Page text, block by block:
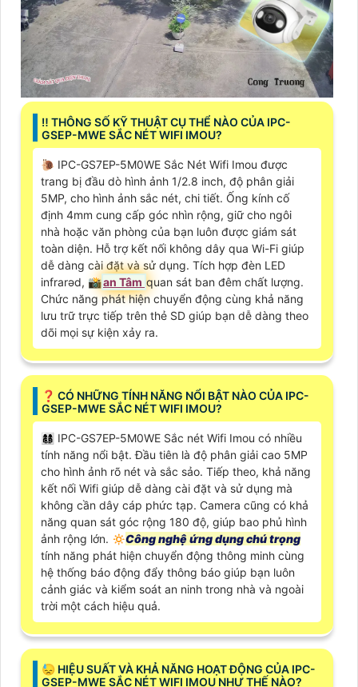
‼️ THÔNG SỐ KỸ THUẬT CỤ THỂ NÀO CỦA IPC-
GSEP-MWE SẮC NÉT WIFI IMOU?
🐌 IPC-GS7EP-5M0WE Sắc Nét Wifi Imou được
trang bị đầu dò hình ảnh 1/2.8 inch, độ phân giải
5MP, cho hình ảnh sắc nét, chi tiết. Ống kính cố
định 4mm cung cấp góc nhìn rộng, giữ cho ngôi
nhà hoặc văn phòng của bạn luôn được giám sát
toàn diện. Hỗ trợ kết nối không dây qua Wi-Fi giúp
dễ dàng cài đặt và sử dụng. Tích hợp đèn LED
infrarəd, 📸an Tâm quan sát ban đêm chất lượng.
Chức năng phát hiện chuyển động cùng khả năng
lưu trữ trực tiếp trên thẻ SD giúp bạn dễ dàng theo
dõi mọi sự kiện xảy ra.
️❓ CÓ NHỮNG TÍNH NĂNG NỔI BẬT NÀO CỦA IPC-
GSEP-MWE SẮC NÉT WIFI IMOU?
👩‍👩‍👦‍👦 IPC-GS7EP-5M0WE Sắc nét Wifi Imou có nhiều
tính năng nổi bật. Đầu tiên là độ phân giải cao 5MP
cho hình ảnh rõ nét và sắc sảo. Tiếp theo, khả năng
kết nối Wifi giúp dễ dàng cài đặt và sử dụng mà
không cần dây cáp phức tạp. Camera cũng có khả
năng quan sát góc rộng 180 độ, giúp bao phủ hình
ảnh rộng lớn. 🔅Công nghệ ứng dụng chú trọng
tính năng phát hiện chuyển động thông minh cùng
hệ thống báo động đẩy thông báo giúp bạn luôn
cảnh giác và kiểm soát an ninh trong nhà và ngoài
trời một cách hiệu quả.
😓 HIỆU SUẤT VÀ KHẢ NĂNG HOẠT ĐỘNG CỦA IPC-
GSEP-MWE SẮC NÉT WIFI IMOU NHƯ THẾ NÀO?